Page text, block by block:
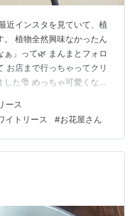
近インスタを見ていて、植
。 植物全然興味なかったん
」って🌿 まんまとフォロ
お店まで行っちゃってクリ
した🎅 めっちゃ可愛くな
たいなリースも可愛かった
まりました。 他にもクリス
ニツリーみたいなんもあっ
。 夫と店内行ったり来たり
良さってあんまりわから
ース
イトリース #お花屋さん